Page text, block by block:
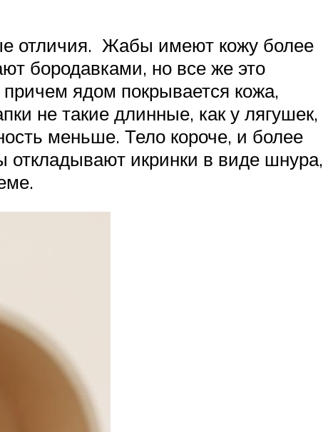
отличия. Жабы имеют кожу более
бородавками, но все же это
ядом покрывается кожа,
не такие длинные, как у лягушек,
меньше. Тело короче, и более
икринки в виде шнура,